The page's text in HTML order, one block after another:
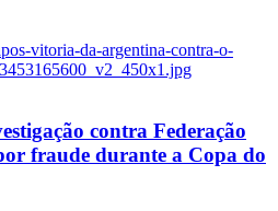
contra Federação
fraude durante a Copa do